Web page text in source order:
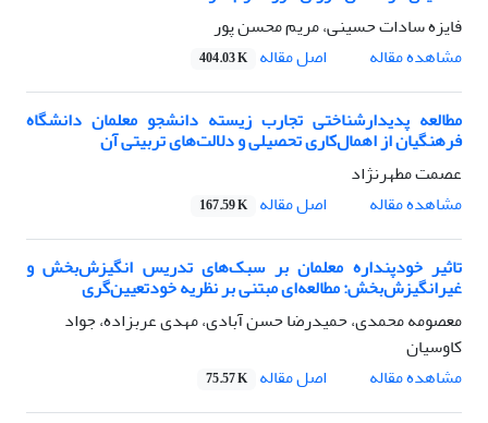
فایزه سادات حسینی، مریم محسن پور
مشاهده مقاله
اصل مقاله 404.03 K
مطالعه پدیدارشناختی تجارب زیسته دانشجو معلمان دانشگاه
فرهنگیان از اهمال‌کاری تحصیلی و دلالت‌های تربیتی آن
عصمت مطهرنژاد
مشاهده مقاله
اصل مقاله 167.59 K
تاثیر خودپنداره معلمان بر سبک‌های تدریس انگیزش‌بخش و
غیرانگیزش‌بخش: مطالعه‌ای مبتنی بر نظریه خودتعیین‌گری
معصومه محمدی، حمیدرضا حسن آبادی، مهدی عربزاده، جواد
کاوسیان
مشاهده مقاله
اصل مقاله 75.57 K